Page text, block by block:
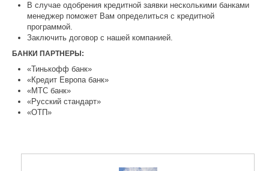
В случае одобрения кредитной заявки несколькими банками
менеджер поможет Вам определиться с кредитной
программой.
Заключить договор с нашей компанией.
БАНКИ ПАРТНЕРЫ:
«Тинькофф банк»
«Кредит Европа банк»
«МТС банк»
«Русский стандарт»
«ОТП»